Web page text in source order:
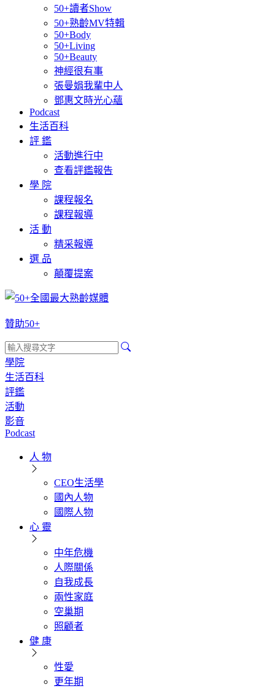
50+讀者Show
50+熟齡MV特輯
50+Body
50+Living
50+Beauty
神經很有事
張曼娟我輩中人
鄧惠文時光心蘊
Podcast
生活百科
評 鑑
活動進行中
查看評鑑報告
學 院
課程報名
課程報導
活 動
精采報導
選 品
顛覆提案
贊助50+
學院
生活百科
評鑑
活動
影音
Podcast
人 物
CEO生活學
國內人物
國際人物
心 靈
中年危機
人際關係
自我成長
兩性家庭
空巢期
照顧者
健 康
性愛
更年期